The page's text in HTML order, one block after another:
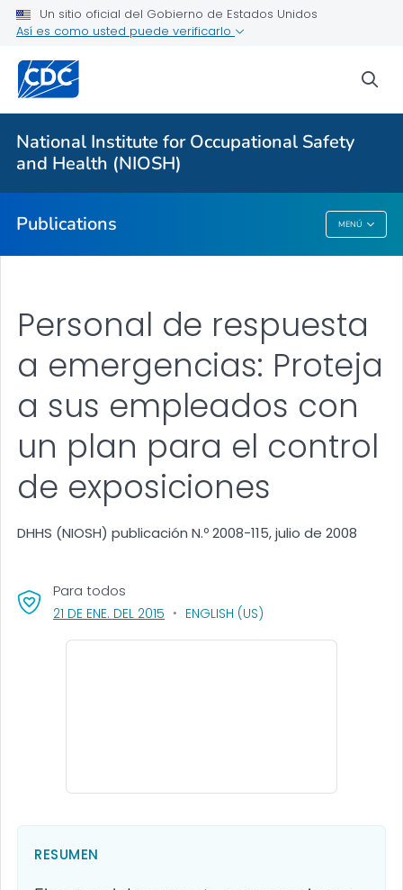
Un sitio oficial del Gobierno de Estados Unidos
Así es como usted puede verificarlo
National Institute for Occupational Safety
and Health (NIOSH)
Publications MENÚ
Workplace Survey Reports
Numbered Communication Products - All
VER TODO
Publications
Personal de respuesta
a emergencias: Proteja
a sus empleados con
un plan para el control
de exposiciones
DHHS (NIOSH) publicación N.º 2008-115, julio de 2008
Para todos
21 DE ENE. DEL 2015 , VISIT LINK FOR DETAILS.
ENGLISH (US)
RESUMEN